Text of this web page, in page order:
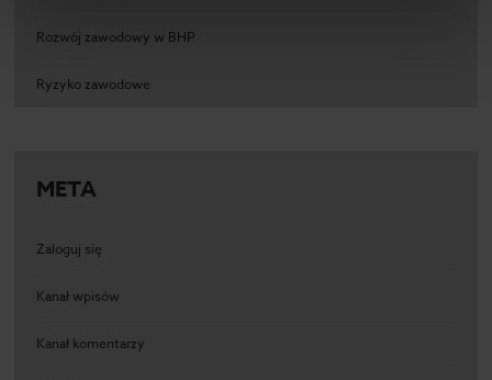
Rozwój zawodowy w BHP
Ryzyko zawodowe
META
Zaloguj się
Kanał wpisów
Kanał komentarzy